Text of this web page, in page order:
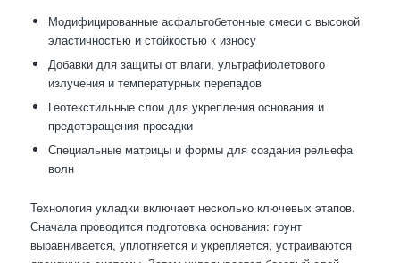
Модифицированные асфальтобетонные смеси с высокой
эластичностью и стойкостью к износу
Добавки для защиты от влаги, ультрафиолетового
излучения и температурных перепадов
Геотекстильные слои для укрепления основания и
предотвращения просадки
Специальные матрицы и формы для создания рельефа
волн
Технология укладки включает несколько ключевых этапов.
Сначала проводится подготовка основания: грунт
выравнивается, уплотняется и укрепляется, устраиваются